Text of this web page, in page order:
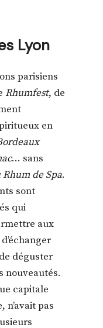
Lyon
parisiens
Rhumfest, de
en
… sans
Rhum de Spa.
sont
qui
aux
déguster
nouveautés.
capitale
, n’avait pas